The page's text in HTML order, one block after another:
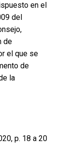
en el
del
de
el que se
de
la
p. 18 a 20